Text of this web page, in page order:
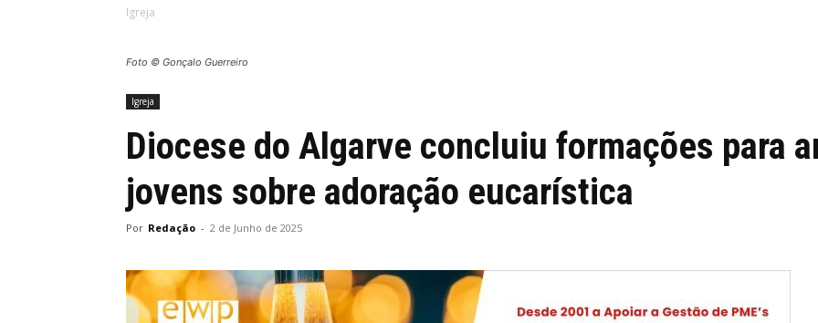
Igreja
Foto © Gonçalo Guerreiro
Igreja
Diocese do Algarve concluiu formações para
jovens sobre adoração eucarística
Por Redação - 2 de Junho de 2025